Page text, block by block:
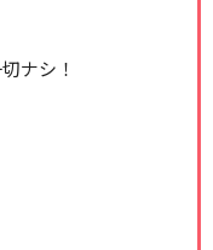
ナシ！